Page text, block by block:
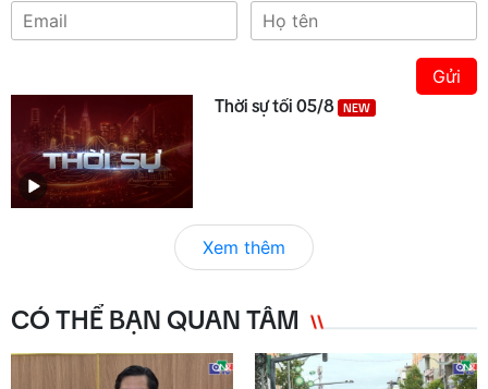
Gửi
Thời sự tối 05/8 NEW
Xem thêm
CÓ THỂ BẠN QUAN TÂM